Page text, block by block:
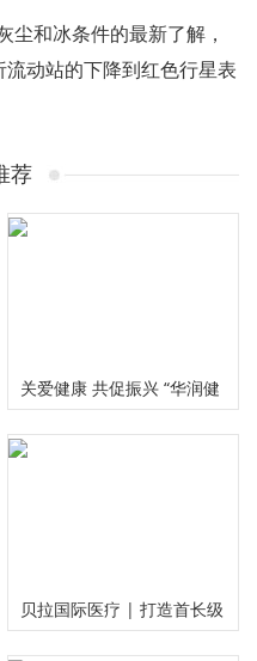
尘和冰条件的最新了解，
动站的下降到红色行星表
荐
关爱健康 共促振兴 “华润健
康乡村”公益项目三周年总
贝拉国际医疗 | 打造首长级
精准服务 护航国民健康福祉